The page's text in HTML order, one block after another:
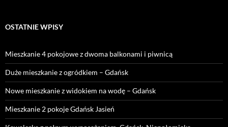
OSTATNIE WPISY
Mieszkanie 4 pokojowe z dwoma balkonami i piwnicą
Duże mieszkanie z ogródkiem – Gdańsk
Nowe mieszkanie z widokiem na wodę – Gdańsk
Mieszkanie 2 pokoje Gdańsk Jasień